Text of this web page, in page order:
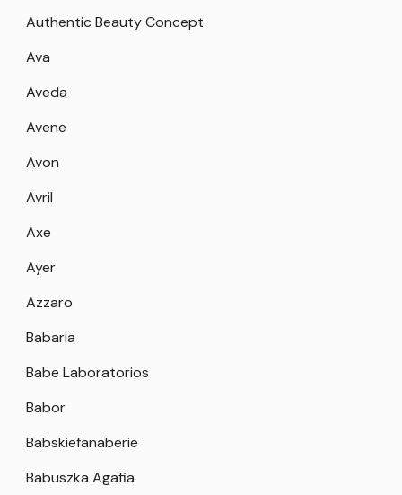
Authentic Beauty Concept
Ava
Aveda
Avene
Avon
Avril
Axe
Ayer
Azzaro
Babaria
Babe Laboratorios
Babor
Babskiefanaberie
Babuszka Agafia